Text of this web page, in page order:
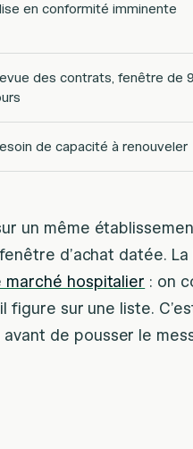
en conformité imminente
des contrats, fenêtre de
de capacité à renouveler
un même
d’achat datée.
marché hospitalier : on
figure sur une liste.
de pousser le